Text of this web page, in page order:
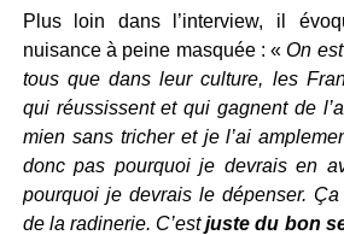
Plus loin dans l’interview, il
nuisance à peine masquée : «On
tous que dans leur culture, les
qui réussissent et qui gagnent de
mien sans tricher et je l’ai
donc pas pourquoi je devrais en
pourquoi je devrais le dépenser.
de la radinerie. C’estjuste du bon